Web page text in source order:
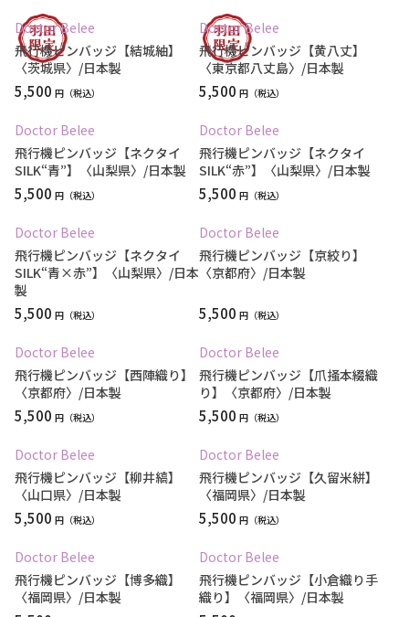
Doctor Belee
飛行機ピンバッジ【結城紬】
〈茨城県〉/日本製
5,500 円
Doctor Belee
飛行機ピンバッジ【黄八丈】
〈東京都八丈島〉/日本製
5,500 円
Doctor Belee
飛行機ピンバッジ【ネクタイ
SILK“青”】〈山梨県〉/日本製
5,500 円
Doctor Belee
飛行機ピンバッジ【ネクタイ
SILK“赤”】〈山梨県〉/日本製
5,500 円
Doctor Belee
飛行機ピンバッジ【ネクタイ
SILK“青×赤”】〈山梨県〉/日本
製
5,500 円
Doctor Belee
飛行機ピンバッジ【京絞り】
〈京都府〉/日本製
5,500 円
Doctor Belee
飛行機ピンバッジ【西陣織り】
〈京都府〉/日本製
5,500 円
Doctor Belee
飛行機ピンバッジ【爪掻本綴織
り】〈京都府〉/日本製
5,500 円
Doctor Belee
飛行機ピンバッジ【柳井縞】
〈山口県〉/日本製
5,500 円
Doctor Belee
飛行機ピンバッジ【久留米絣】
〈福岡県〉/日本製
5,500 円
Doctor Belee
飛行機ピンバッジ【博多織】
〈福岡県〉/日本製
Doctor Belee
飛行機ピンバッジ【小倉織り手
織り】〈福岡県〉/日本製